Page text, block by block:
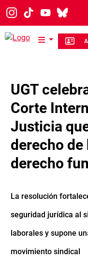
Pasar al contenido
UGT
Corte
Justicia
derecho
derecho
La resolución
seguridad jurídica al
laborales y supone
movimiento sindical